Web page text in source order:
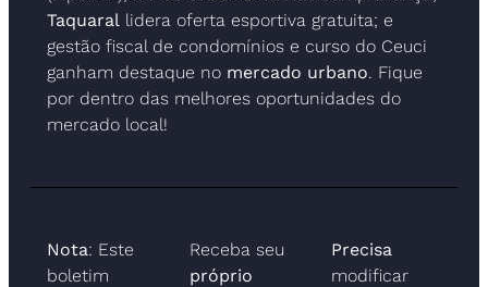
Taquaral lidera oferta esportiva gratuita; e
gestão fiscal de condomínios e curso do Ceuci
ganham destaque no mercado urbano. Fique
por dentro das melhores oportunidades do
mercado local!
Nota: Este
boletim
próprio
Precisa
modificar